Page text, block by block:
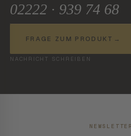
02222 · 939 74 68
FRAGE ZUM PRODUKT →
NACHRICHT SCHREIBEN
NEWSLETTER